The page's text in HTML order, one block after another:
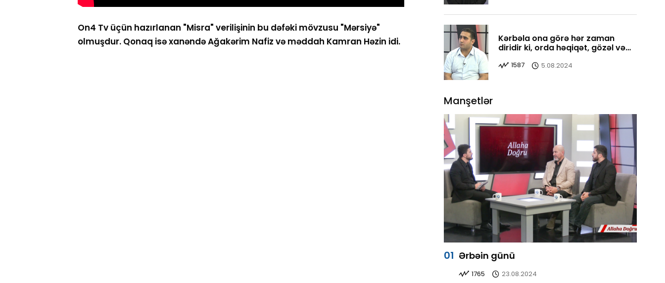
On4 Tv üçün hazırlanan "Misra" verilişinin bu dəfəki mövzusu "Mərsiyə"
olmuşdur. Qonaq isə xanəndə Ağakərim Nafiz və məddah Kamran Həzin idi.
Kərbəla ona görə hər zaman
diridir ki, orda həqiqət, gözəl və
1587 5.08.2024
Manşetlər
Ərbəin günü
1765 23.08.2024